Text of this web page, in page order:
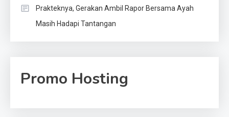
Prakteknya, Gerakan Ambil Rapor Bersama Ayah
Masih Hadapi Tantangan
Promo Hosting